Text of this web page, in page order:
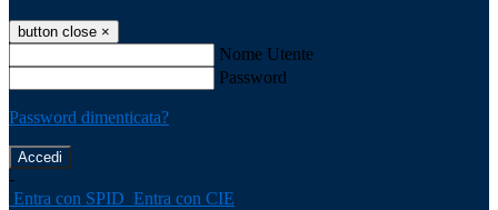
button close ×
Nome Utente
Password
Password dimenticata?
-
Entra con SPID Entra con CIE